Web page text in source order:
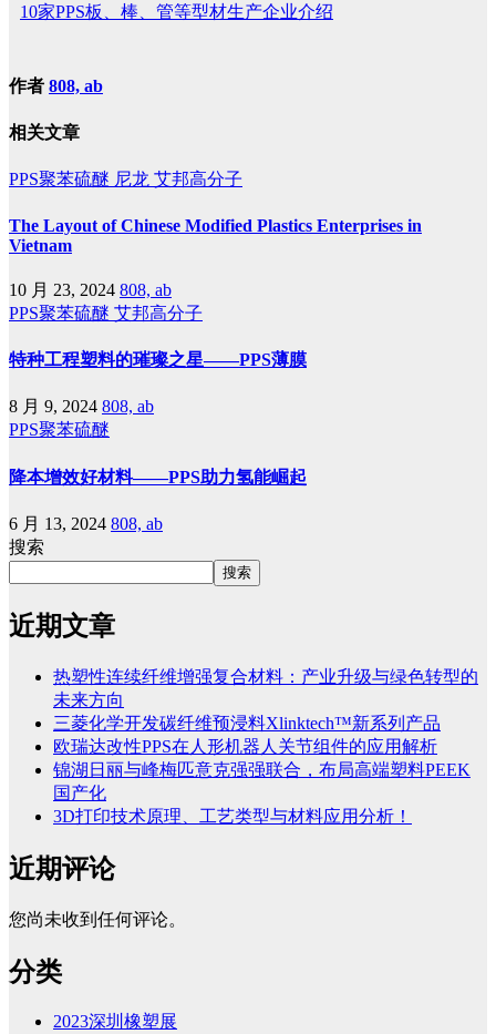
10家PPS板、棒、管等型材生产企业介绍
作者 808, ab
相关文章
PPS聚苯硫醚 尼龙 艾邦高分子
The Layout of Chinese Modified Plastics Enterprises in
Vietnam
10 月 23, 2024 808, ab
PPS聚苯硫醚 艾邦高分子
特种工程塑料的璀璨之星——PPS薄膜
8 月 9, 2024 808, ab
PPS聚苯硫醚
降本增效好材料——PPS助力氢能崛起
6 月 13, 2024 808, ab
搜索
搜索
近期文章
热塑性连续纤维增强复合材料：产业升级与绿色转型的
未来方向
三菱化学开发碳纤维预浸料Xlinktech™新系列产品
欧瑞达改性PPS在人形机器人关节组件的应用解析
锦湖日丽与峰梅匹意克强强联合，布局高端塑料PEEK
国产化
3D打印技术原理、工艺类型与材料应用分析！
近期评论
您尚未收到任何评论。
分类
2023深圳橡塑展